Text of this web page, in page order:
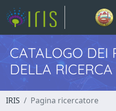
CATALOGO DEI
DELLA RICERCA
IRIS Pagina ricercatore